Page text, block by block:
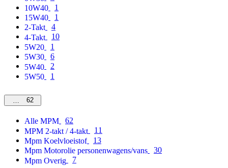
10W40
1
15W40
1
2-Takt
4
4-Takt
10
5W20
1
5W30
6
5W40
2
5W50
1
MPM62
Alle MPM
62
MPM 2-takt / 4-takt
11
Mpm Koelvloeistof
13
Mpm Motorolie personenwagens/vans
30
Mpm Overig
7